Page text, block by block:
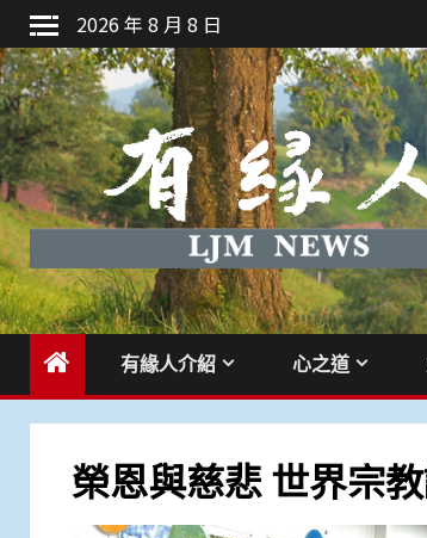
Skip
to
content
2026 年 8 月 8 日
有緣人介紹 心之道
榮恩與慈悲 世界宗